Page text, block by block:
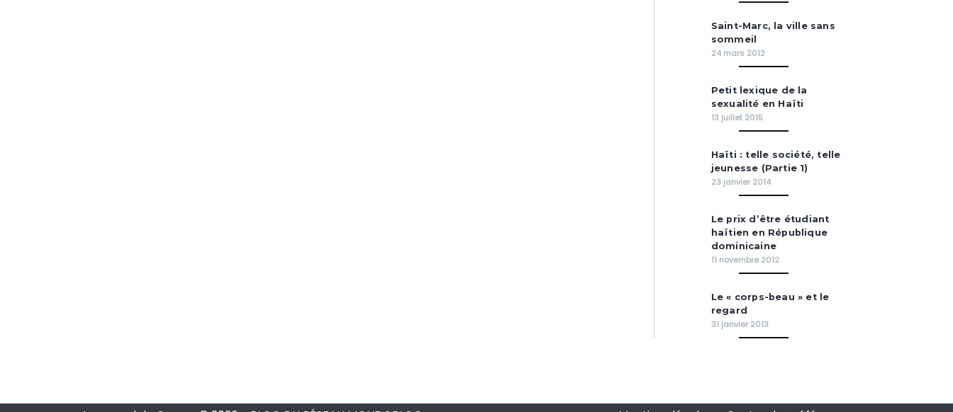
Saint-Marc, la ville sans
sommeil
24 mars 2012
Petit lexique de la
sexualité en Haïti
13 juillet 2015
Haïti : telle société, telle
jeunesse (Partie 1)
23 janvier 2014
Le prix d’être étudiant
haïtien en République
dominicaine
11 novembre 2012
Le « corps-beau » et le
regard
31 janvier 2013